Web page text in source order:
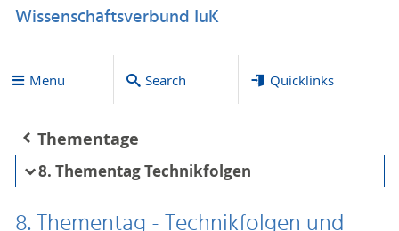
Wissenschaftsverbund IuK
Menu Search Quicklinks
Thementage
8. Thementag Technikfolgen
8. Thementag - Technikfolgen und